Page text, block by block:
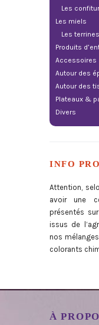
Les
Les miels
Les terrines
Produits
Accessoires
Autour des
Autour des
Plateaux &
Divers
INFO
Attention,
avoir une
présentés
issus de
nos
colorants
À